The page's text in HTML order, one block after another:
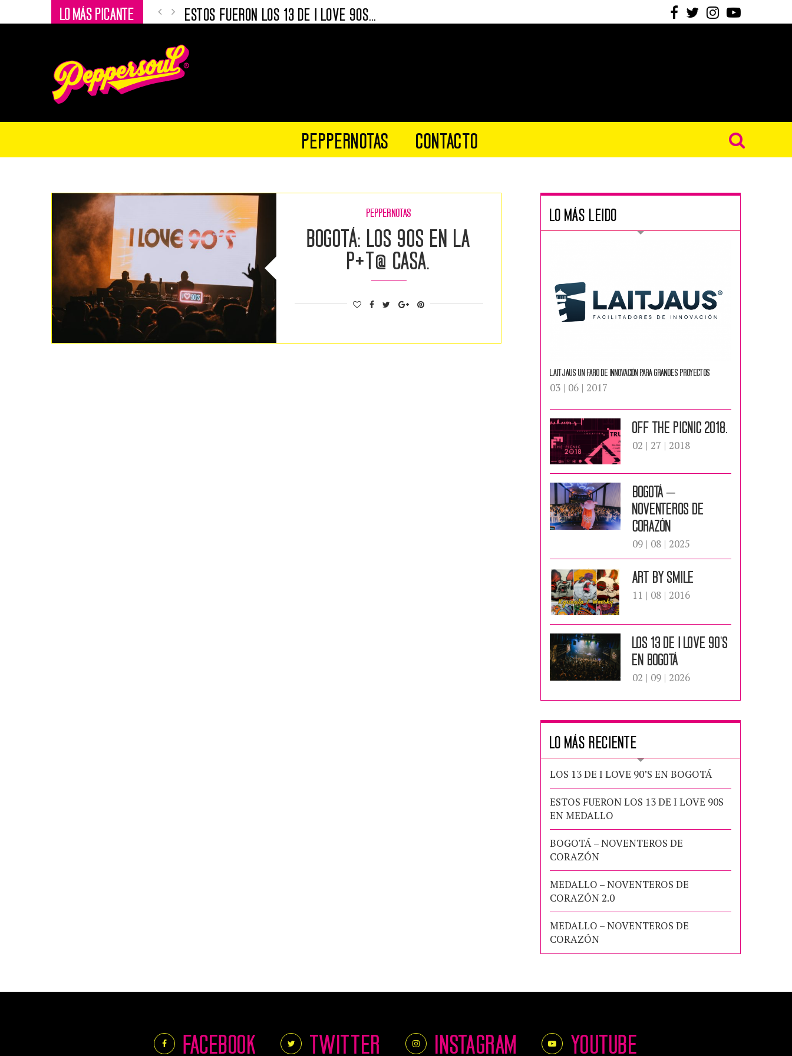
LO MÁS PICANTE
ESTOS FUERON LOS 13 DE I LOVE 90S...
MEDALLO – NOVENTEROS DE CORAZÓN 2.0
MEDALLO – NOVENTEROS DE CORAZÓN
BOGOTÁ: LOS 90S FUERON MÁS QUE SUPERPODEROSOS
MEDELLÍN: LOS 90S FUERON SUPERPODEROSOS.
LOS 13 DE I LOVE 90’S EN BOGOTÁ
PEPPERNOTAS CONTACTO
PEPPERNOTAS
Bogotá: Los 90s en la
P+t@ casa.
LO MÁS LEIDO
Laitjaus un faro de innovación para grandes proyectos
03 | 06 | 2017
Off the picnic 2018.
02 | 27 | 2018
BOGOTÁ –
NOVENTEROS DE
CORAZÓN
09 | 08 | 2025
ART BY SMILE
11 | 08 | 2016
LOS 13 DE I LOVE 90’S
EN BOGOTÁ
02 | 09 | 2026
LO MÁS RECIENTE
LOS 13 DE I LOVE 90’S EN BOGOTÁ
ESTOS FUERON LOS 13 DE I LOVE 90S
EN MEDALLO
BOGOTÁ – NOVENTEROS DE
CORAZÓN
MEDALLO – NOVENTEROS DE
CORAZÓN 2.0
MEDALLO – NOVENTEROS DE
CORAZÓN
FACEBOOK TWITTER INSTAGRAM YOUTUBE